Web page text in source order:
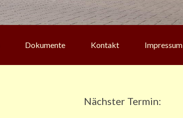
Dokumente Kontakt Impressum
Nächster Termin: